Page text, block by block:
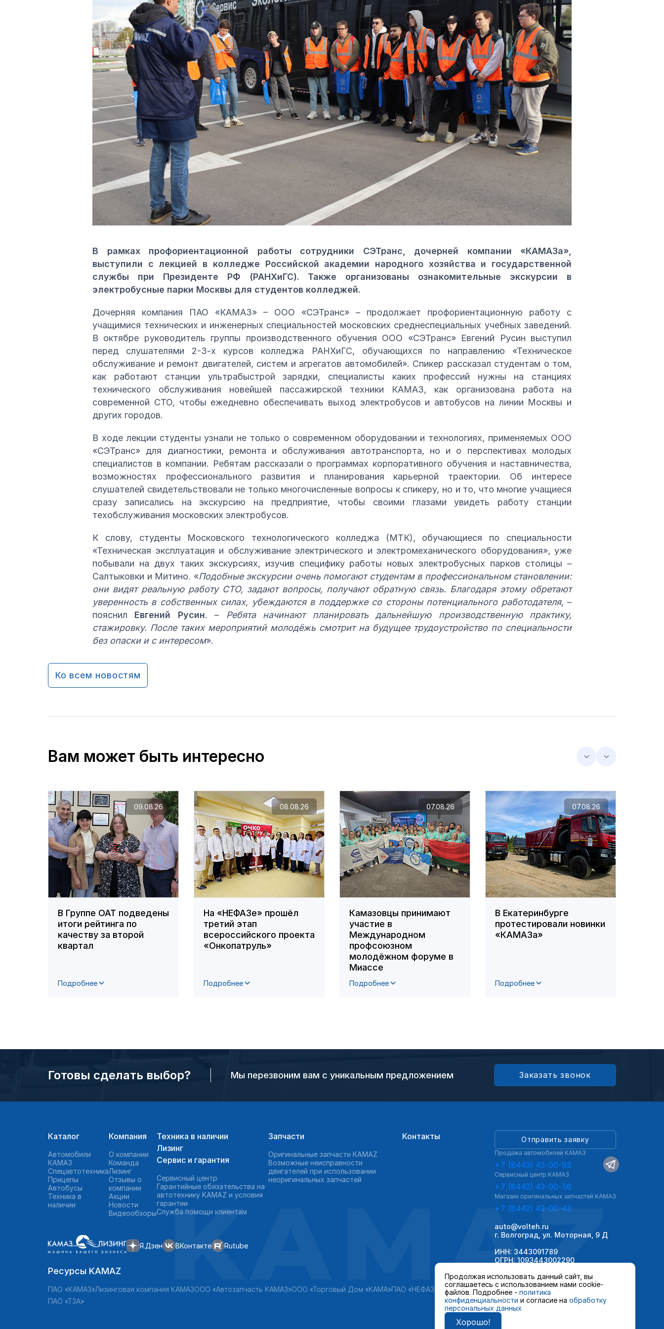
В рамках профориентационной работы сотрудники СЭТранс, дочерней компании «КАМАЗа»,
выступили с лекцией в колледже Российской академии народного хозяйства и государственной
службы при Президенте РФ (РАНХиГС). Также организованы ознакомительные экскурсии в
электробусные парки Москвы для студентов колледжей.
Дочерняя компания ПАО «КАМАЗ» – ООО «СЭТранс» – продолжает профориентационную работу с
учащимися технических и инженерных специальностей московских среднеспециальных учебных заведений.
В октябре руководитель группы производственного обучения ООО «СЭТранс» Евгений Русин выступил
перед слушателями 2-3-х курсов колледжа РАНХиГС, обучающихся по направлению «Техническое
обслуживание и ремонт двигателей, систем и агрегатов автомобилей». Спикер рассказал студентам о том,
как работают станции ультрабыстрой зарядки, специалисты каких профессий нужны на станциях
технического обслуживания новейшей пассажирской техники КАМАЗ, как организована работа на
современной СТО, чтобы ежедневно обеспечивать выход электробусов и автобусов на линии Москвы и
других городов.
В ходе лекции студенты узнали не только о современном оборудовании и технологиях, применяемых ООО
«СЭТранс» для диагностики, ремонта и обслуживания автотранспорта, но и о перспективах молодых
специалистов в компании. Ребятам рассказали о программах корпоративного обучения и наставничества,
возможностях профессионального развития и планирования карьерной траектории. Об интересе
слушателей свидетельствовали не только многочисленные вопросы к спикеру, но и то, что многие учащиеся
сразу записались на экскурсию на предприятие, чтобы своими глазами увидеть работу станции
техобслуживания московских электробусов.
К слову, студенты Московского технологического колледжа (МТК), обучающиеся по специальности
«Техническая эксплуатация и обслуживание электрического и электромеханического оборудования», уже
побывали на двух таких экскурсиях, изучив специфику работы новых электробусных парков столицы –
Салтыковки и Митино. «Подобные экскурсии очень помогают студентам в профессиональном становлении:
они видят реальную работу СТО, задают вопросы, получают обратную связь. Благодаря этому обретают
уверенность в собственных силах, убеждаются в поддержке со стороны потенциального работодателя, –
пояснил Евгений Русин. –
Ребята начинают планировать дальнейшую производственную практику,
стажировку. После таких мероприятий молодёжь смотрит на будущее трудоустройство по специальности
без опаски и с интересом».
Ко всем новостям
Вам может быть интересно
В Группе ОАТ подведены
итоги рейтинга по
качеству за второй
квартал
Подробнее
09.08.26
На «НЕФАЗе» прошёл
третий этап
всероссийского проекта
«Онкопатруль»
Подробнее
08.08.26
Камазовцы принимают
участие в
Международном
профсоюзном
молодёжном форуме в
Миассе
Подробнее
07.08.26
В Екатеринбурге
протестировали новинки
«КАМАЗа»
Подробнее
07.08.26
Готовы сделать выбор? Мы перезвоним вам с уникальным предложением Заказать звонок
Продолжая использовать данный сайт, вы
соглашаетесь с использованием нами cookie-
файлов. Подробнее - политика
конфиденциальности и согласие на обработку
персональных данных
Хорошо!
Каталог
Автомобили
КАМАЗ
Спецавтотехника
Прицепы
Автобусы
Техника в
наличии
Компания
О компании
Команда
Лизинг
Отзывы о
компании
Акции
Новости
Видеообзоры
Техника в наличии
Лизинг
Сервис и гарантия
Сервисный центр
Гарантийные обязательства на
автотехнику KAMAZ и условия
гарантии
Служба помощи клиентам
Запчасти
Оригинальные запчасти КAMAZ
Возможные неисправности
двигателей при использовании
неоригинальных запчастей
Контакты
Я.Дзен ВКонтакте Rutube
Отправить заявку
Продажа автомобилей КАМАЗ
+7 (8443) 43-00-93
Сервисный центр КАМАЗ
+7 (8442) 43-00-56
Магазин оригинальных запчастей КАМАЗ
+7 (8442) 43-00-43
auto@volteh.ru
г. Волгоград, ул. Моторная, 9 Д
ИНН: 3443091789
ОГРН: 1093443002290
Ресурсы KAMAZ
ПАО «КАМАЗ»Лизинговая компания КАМАЗООО «Автозапчасть КАМАЗ»ООО «Торговый Дом «КАМА»ПАО «НЕФАЗ»
ПАО «ТЗА»
KAMAZ